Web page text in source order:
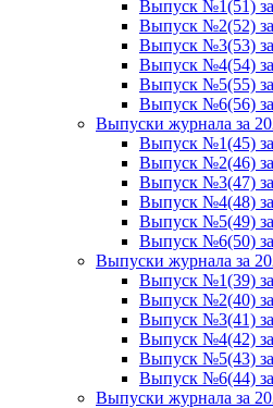
Выпуск №1(51) за
Выпуск №2(52)
Выпуск №3(53)
Выпуск №4(54)
Выпуск №5(55) за
Выпуск №6(56) за
Выпуски журнала за
Выпуск №1(45) за
Выпуск №2(46)
Выпуск №3(47)
Выпуск №4(48)
Выпуск №5(49) за
Выпуск №6(50) за
Выпуски журнала за
Выпуск №1(39) за
Выпуск №2(40) за
Выпуск №3(41)
Выпуск №4(42)
Выпуск №5(43) за
Выпуск №6(44) за
Выпуски журнала за